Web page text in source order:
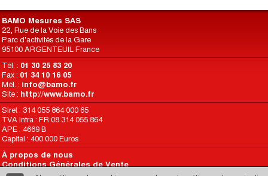
BAMO Mesures SAS
22, Rue de la Voie des Bans
Parc d'activités de la Gare
95100 ARGENTEUIL France
Tél. : 01 30 25 83 20
Fax : 01 34 10 16 05
Mél. : info@bamo.fr
Site : http://www.bamo.fr
Siret : 314 055 864 000 65
TVA Intra : FR 08 314 055 864
APE : 4669 B
Capital : 400 000 Euros
À propos de nous
Conditions Générales de Vente
Conditions d’Utilisation du Site